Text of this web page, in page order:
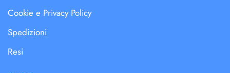
Cookie e Privacy Policy
Spedizioni
Resi